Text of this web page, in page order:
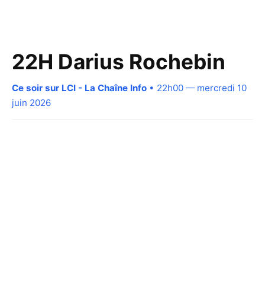
22H Darius Rochebin
Ce soir sur LCI - La Chaîne Info • 22h00 — mercredi 10
juin 2026